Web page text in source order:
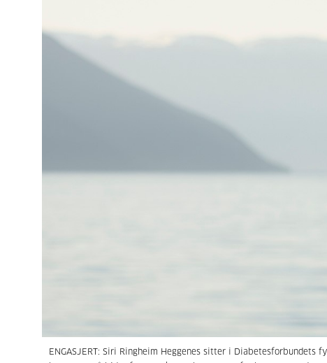
ENGASJERT: Siri Ringheim Heggenes sitter i